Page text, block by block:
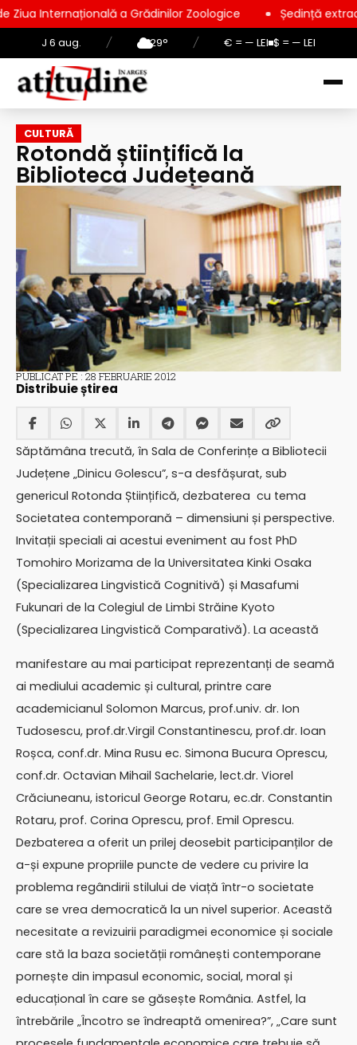
J 6 aug. / 29° / € = — LEI $ = — LEI
a Grădinilor Zoologice Ședință extraordinară la
CULTURĂ
Rotondă științifică la
Biblioteca Județeană
PUBLICAT PE : 28 FEBRUARIE 2012
Distribuie știrea
Săptămâna trecută, în Sala de Conferințe a Bibliotecii
Județene „Dinicu Golescu”, s-a desfășurat, sub
genericul Rotonda Științifică, dezbaterea cu tema
Societatea contemporană – dimensiuni și perspective.
Invitații speciali ai acestui eveniment au fost PhD
Tomohiro Morizama de la Universitatea Kinki Osaka
(Specializarea Lingvistică Cognitivă) și Masafumi
Fukunari de la Colegiul de Limbi Străine Kyoto
(Specializarea Lingvistică Comparativă). La această
manifestare au mai participat reprezentanți de seamă
ai mediului academic și cultural, printre care
academicianul Solomon Marcus, prof.univ. dr. Ion
Tudosescu, prof.dr.Virgil Constantinescu, prof.dr. Ioan
Roșca, conf.dr. Mina Rusu ec. Simona Bucura Oprescu,
conf.dr. Octavian Mihail Sachelarie, lect.dr. Viorel
Crăciuneanu, istoricul George Rotaru, ec.dr. Constantin
Rotaru, prof. Corina Oprescu, prof. Emil Oprescu.
Dezbaterea a oferit un prilej deosebit participanților de
a-și expune propriile puncte de vedere cu privire la
problema regândirii stilului de viață într-o societate
care se vrea democratică la un nivel superior. Această
necesitate a revizuirii paradigmei economice și sociale
care stă la baza societății românești contemporane
pornește din impasul economic, social, moral și
educațional în care se găsește România. Astfel, la
întrebările „Încotro se îndreaptă omenirea?”, „Care sunt